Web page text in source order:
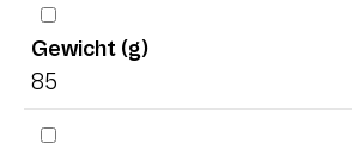
Gewicht (g)
85